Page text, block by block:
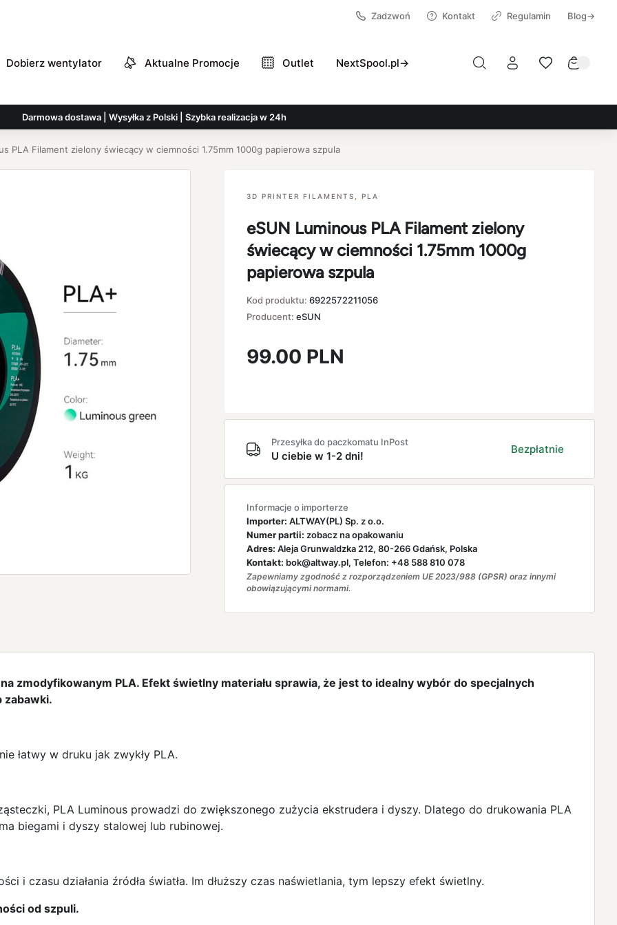
Zadzwoń Kontakt Regulamin Blog→
Dobierz wentylator Aktualne Promocje Outlet NextSpool.pl→
Darmowa dostawa | Wysyłka z Polski | Szybka realizacja w 24h
PLA Filament zielony świecący w ciemności 1.75mm 1000g papierowa szpula
3D PRINTER FILAMENTS PLA
eSUN Luminous PLA Filament zielony
świecący w ciemności 1.75mm 1000g
papierowa szpula
Kod produktu: 6922572211056
Producent: eSUN
99.00 PLN
Przesyłka do paczkomatu InPost
U ciebie w 1-2 dni!
Bezpłatnie
Informacje o importerze
Importer: ALTWAY(PL) Sp. z o.o.
Numer partii: zobacz na opakowaniu
Adres: Aleja Grunwaldzka 212, 80-266 Gdańsk, Polska
Kontakt: bok@altway.pl, Telefon: +48 588 810 078
Zapewniamy zgodność z rozporządzeniem UE 2023/988 (GPSR) oraz innymi
obowiązującymi normami.
zmodyfikowanym PLA. Efekt świetlny materiału sprawia, że jest to idealny wybór do specjalnych
zabawki.
łatwy w druku jak zwykły PLA.
PLA Luminous prowadzi do zwiększonego zużycia ekstrudera i dyszy. Dlatego do drukowania PLA
biegami i dyszy stalowej lub rubinowej.
i czasu działania źródła światła. Im dłuższy czas naświetlania, tym lepszy efekt świetlny.
od szpuli.